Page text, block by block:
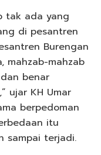
tak ada yang
di pesantren
Burengan
mahzab-mahzab
benar
ujar KH Umar
berpedoman
itu
sampai terjadi.